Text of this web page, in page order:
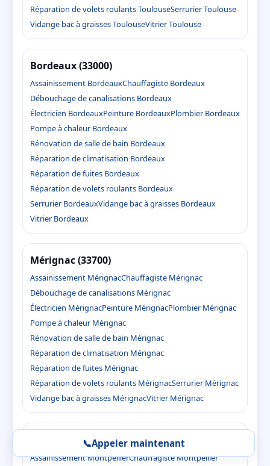
Réparation de volets roulants ToulouseSerrurier Toulouse
Vidange bac à graisses ToulouseVitrier Toulouse
Bordeaux (33000)
Assainissement BordeauxChauffagiste Bordeaux
Débouchage de canalisations Bordeaux
Électricien BordeauxPeinture BordeauxPlombier Bordeaux
Pompe à chaleur Bordeaux
Rénovation de salle de bain Bordeaux
Réparation de climatisation Bordeaux
Réparation de fuites Bordeaux
Réparation de volets roulants Bordeaux
Serrurier BordeauxVidange bac à graisses Bordeaux
Vitrier Bordeaux
Mérignac (33700)
Assainissement MérignacChauffagiste Mérignac
Débouchage de canalisations Mérignac
Électricien MérignacPeinture MérignacPlombier Mérignac
Pompe à chaleur Mérignac
Rénovation de salle de bain Mérignac
Réparation de climatisation Mérignac
Réparation de fuites Mérignac
Réparation de volets roulants MérignacSerrurier Mérignac
Vidange bac à graisses MérignacVitrier Mérignac
Montpellier (34000)
Assainissement MontpellierChauffagiste Montpellier
📞Appeler maintenant